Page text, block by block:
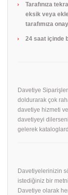
Tarafınıza
eksik veya
tarafımıza
24 saat içinde
Davetiye
doldurarak çok
davetiye hizmeti
davetiyeyi
gelerek
Davetiyelerinizin
istediğiniz bir
Davetiye olarak